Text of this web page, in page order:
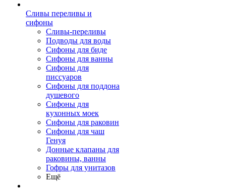
Сливы переливы и
сифоны
Сливы-переливы
Подводы для воды
Сифоны для биде
Сифоны для ванны
Сифоны для
писсуаров
Сифоны для поддона
душевого
Сифоны для
кухонных моек
Сифоны для раковин
Сифоны для чаш
Генуя
Донные клапаны для
раковины, ванны
Гофры для унитазов
Ещё